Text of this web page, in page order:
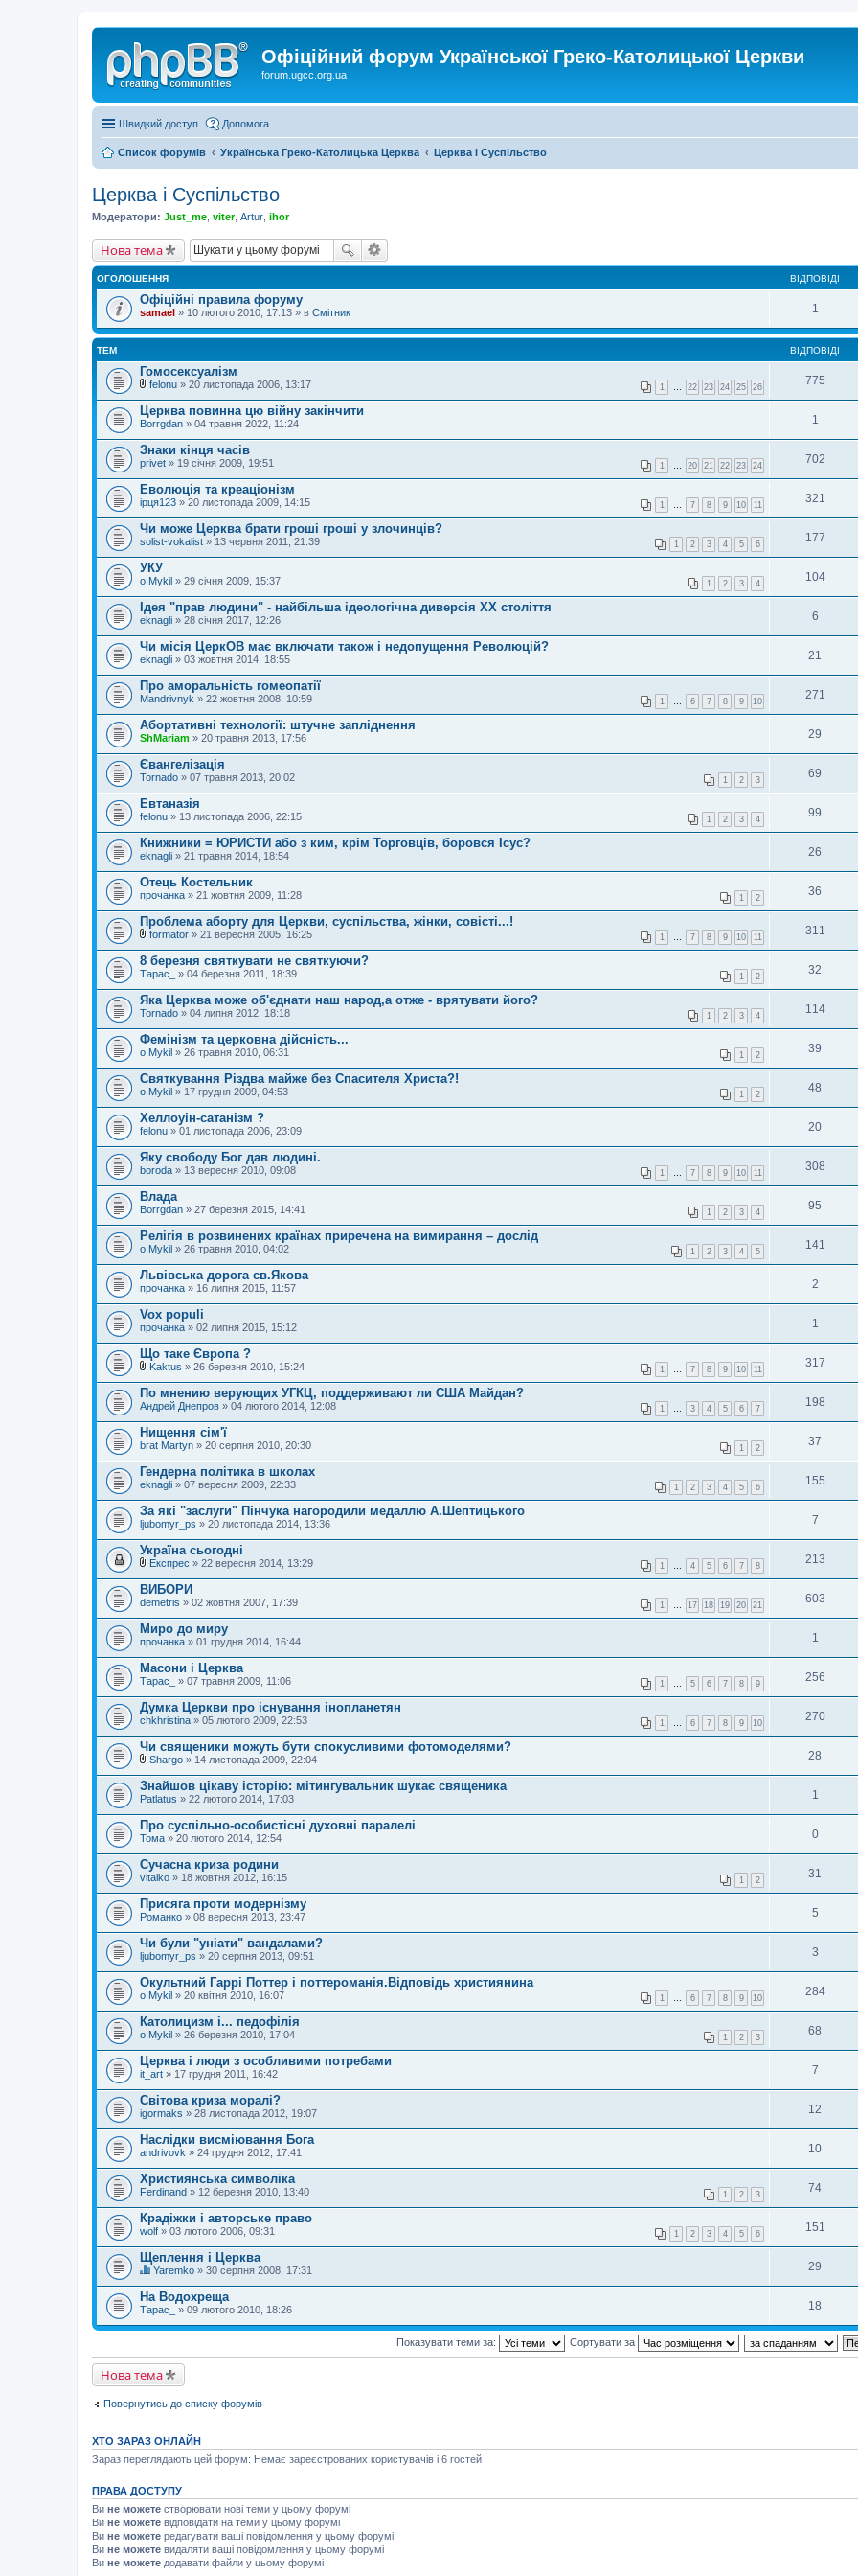
Офіційний форум Української Греко-Католицької Церкви
forum.ugcc.org.ua
Швидкий доступ Допомога
Список форумів Українська Греко-Католицька Церква Церква і Суспільство
Церква і Суспільство
Модератори: Just_me viter, Artur ihor
Нова тема
ОГОЛОШЕННЯ ВІДПОВІДІ
Офіційні правила форуму
samael » 10 лютого 2010, 17:13 » в Смітник 1
ТЕМ ВІДПОВІДІ
Гомосексуалізм
1 … 22 23 24 25 26
к
л
а
д
е
н
я
felonu » 20 листопада 2006, 13:17 775
Церква повинна цю війну закінчити
Borrgdan » 04 травня 2022, 11:24 1
Знаки кінця часів
1 … 20 21 22 23 24
privet » 19 січня 2009, 19:51 702
Еволюція та креаціонізм
1 … 7 8 9 10 11
ірця123 » 20 листопада 2009, 14:15 321
Чи може Церква брати гроші гроші у злочинців?
1 2 3 4 5 6
solist-vokalist » 13 червня 2011, 21:39 177
УКУ
1 2 3 4
o.Mykil » 29 січня 2009, 15:37 104
Ідея "прав людини" - найбільша ідеологічна диверсія ХХ століття
eknagli » 28 січня 2017, 12:26 6
Чи місія ЦеркОВ має включати також і недопущення Революцій?
eknagli » 03 жовтня 2014, 18:55 21
Про аморальність гомеопатії
1 … 6 7 8 9 10
Mandrivnyk » 22 жовтня 2008, 10:59 271
Абортативні технології: штучне запліднення
ShMariam » 20 травня 2013, 17:56 29
Євангелізація
1 2 3
Tornado » 07 травня 2013, 20:02 69
Евтаназія
1 2 3 4
felonu » 13 листопада 2006, 22:15 99
Книжники = ЮРИСТИ або з ким, крім Торговців, боровся Ісус?
eknagli » 21 травня 2014, 18:54 26
Отець Костельник
1 2
прочанка » 21 жовтня 2009, 11:28 36
Проблема аборту для Церкви, суспільства, жінки, совісті...!
1 … 7 8 9 10 11
л
а
д
е
н
я
formator » 21 вересня 2005, 16:25 311
8 березня святкувати не святкуючи?
1 2
Тарас_ » 04 березня 2011, 18:39 32
Яка Церква може об'єднати наш народ,а отже - врятувати його?
1 2 3 4
Tornado » 04 липня 2012, 18:18 114
Фемінізм та церковна дійсність...
1 2
o.Mykil » 26 травня 2010, 06:31 39
Святкування Різдва майже без Спасителя Христа?!
1 2
o.Mykil » 17 грудня 2009, 04:53 48
Хеллоуін-сатанізм ?
felonu » 01 листопада 2006, 23:09 20
Яку свободу Бог дав людині.
1 … 7 8 9 10 11
boroda » 13 вересня 2010, 09:08 308
Влада
1 2 3 4
Borrgdan » 27 березня 2015, 14:41 95
Релігія в розвинених країнах приречена на вимирання – дослід
1 2 3 4 5
o.Mykil » 26 травня 2010, 04:02 141
Львівська дорога св.Якова
прочанка » 16 липня 2015, 11:57 2
Vox populi
прочанка » 02 липня 2015, 15:12 1
Що таке Європа ?
1 … 7 8 9 10 11
к
л
а
д
е
н
я
Kaktus » 26 березня 2010, 15:24 317
По мнению верующих УГКЦ, поддерживают ли США Майдан?
1 … 3 4 5 6 7
Андрей Днепров » 04 лютого 2014, 12:08 198
Нищення сім'ї
1 2
brat Martyn » 20 серпня 2010, 20:30 37
Гендерна політика в школах
1 2 3 4 5 6
eknagli » 07 вересня 2009, 22:33 155
За які "заслуги" Пінчука нагородили медаллю А.Шептицького
ljubomyr_ps » 20 листопада 2014, 13:36 7
Україна сьогодні
1 … 4 5 6 7 8
к
л
а
д
е
н
я
Експрес » 22 вересня 2014, 13:29 213
ВИБОРИ
1 … 17 18 19 20 21
demetris » 02 жовтня 2007, 17:39 603
Миро до миру
прочанка » 01 грудня 2014, 16:44 1
Масони і Церква
1 … 5 6 7 8 9
Тарас_ » 07 травня 2009, 11:06 256
Думка Церкви про існування інопланетян
1 … 6 7 8 9 10
chkhristina » 05 лютого 2009, 22:53 270
Чи священики можуть бути спокусливими фотомоделями?
к
л
а
д
е
н
я
Shargo » 14 листопада 2009, 22:04 28
Знайшов цікаву історію: мітингувальник шукає священика
Patlatus » 22 лютого 2014, 17:03 1
Про суспільно-особистісні духовні паралелі
Тома » 20 лютого 2014, 12:54 0
Сучасна криза родини
1 2
vitalko » 18 жовтня 2012, 16:15 31
Присяга проти модернізму
Романко » 08 вересня 2013, 23:47 5
Чи були "уніати" вандалами?
ljubomyr_ps » 20 серпня 2013, 09:51 3
Окультний Гаррі Поттер і поттероманія.Відповідь християнина
1 … 6 7 8 9 10
o.Mykil » 20 квітня 2010, 16:07 284
Католицизм і... педофілія
1 2 3
o.Mykil » 26 березня 2010, 17:04 68
Церква і люди з особливими потребами
it_art » 17 грудня 2011, 16:42 7
Світова криза моралі?
igormaks » 28 листопада 2012, 19:07 12
Наслідки висміювання Бога
andrivovk » 24 грудня 2012, 17:41 10
Християнська символіка
1 2 3
Ferdinand » 12 березня 2010, 13:40 74
Крадіжки і авторське право
1 2 3 4 5 6
wolf » 03 лютого 2006, 09:31 151
Щеплення і Церква
т
е
м
а
є
г
л
у
в
а
н
я
.
Yaremko » 30 серпня 2008, 17:31 29
На Водохреща
Тарас_ » 09 лютого 2010, 18:26 18
Показувати теми за: Сортувати за
Нова тема
Повернутись до списку форумів
ХТО ЗАРАЗ ОНЛАЙН
Зараз переглядають цей форум: Немає зареєстрованих користувачів і 6 гостей
ПРАВА ДОСТУПУ
Ви не можете створювати нові теми у цьому форумі
Ви не можете відповідати на теми у цьому форумі
Ви не можете редагувати ваші повідомлення у цьому форумі
Ви не можете видаляти ваші повідомлення у цьому форумі
Ви не можете додавати файли у цьому форумі